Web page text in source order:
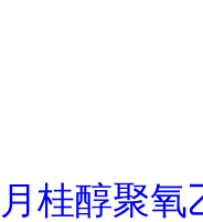
月桂醇聚氧